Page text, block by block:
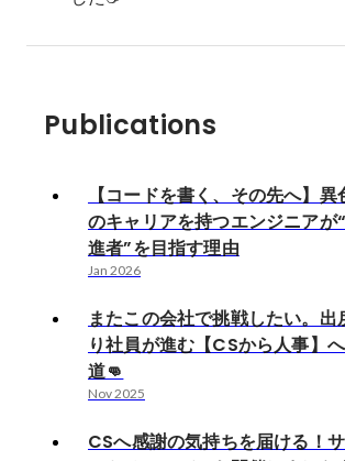
Publications
【コードを書く、その先へ】異
のキャリアを持つエンジニアが
進者”を目指す理由
Jan 2026
またこの会社で挑戦したい。出
り社員が進む【CSから人事】
道👊
Nov 2025
CSへ感謝の気持ちを届ける！